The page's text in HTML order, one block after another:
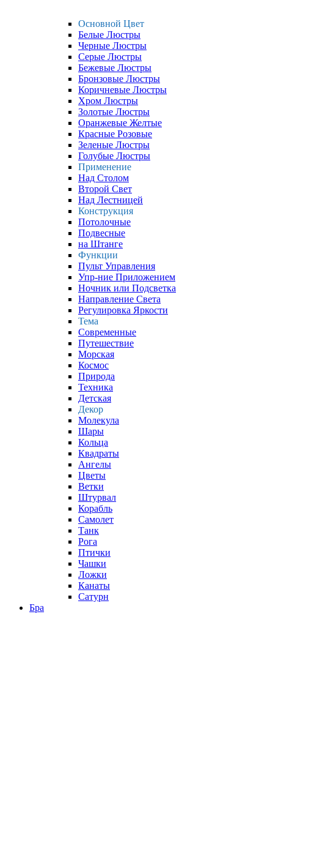
Основной Цвет
Белые Люстры
Черные Люстры
Серые Люстры
Бежевые Люстры
Бронзовые Люстры
Коричневые Люстры
Хром Люстры
Золотые Люстры
Оранжевые Желтые
Красные Розовые
Зеленые Люстры
Голубые Люстры
Применение
Над Столом
Второй Свет
Над Лестницей
Конструкция
Потолочные
Подвесные
на Штанге
Функции
Пульт Управления
Упр-ние Приложением
Ночник или Подсветка
Направление Света
Регулировка Яркости
Тема
Современные
Путешествие
Морская
Космос
Природа
Техника
Детская
Декор
Молекула
Шары
Кольца
Квадраты
Ангелы
Цветы
Ветки
Штурвал
Корабль
Самолет
Танк
Рога
Птички
Чашки
Ложки
Канаты
Сатурн
Бра